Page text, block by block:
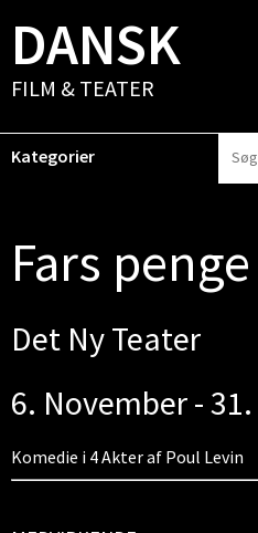
DANSK
FILM & TEATER
Kategorier
Fars
Det Ny Teater
6. November -
Komedie i 4 Akter af Poul Levin